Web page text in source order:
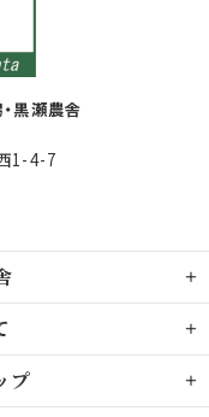
黒瀬農舎
1-4-7
プ